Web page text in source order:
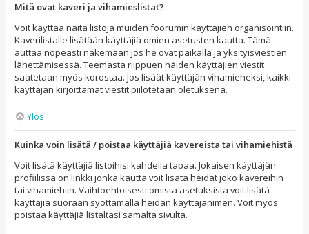
Mitä ovat kaveri ja vihamieslistat?
Voit käyttää näitä listoja muiden foorumin käyttäjien organisointiin.
Kaverilistalle lisätään käyttäjiä omien asetusten kautta. Tämä
auttaa nopeasti näkemään jos he ovat paikalla ja yksityisviestien
lähettämisessä. Teemasta riippuen näiden käyttäjien viestit
saatetaan myös korostaa. Jos lisäät käyttäjän vihamieheksi, kaikki
käyttäjän kirjoittamat viestit piilotetaan oletuksena.
Ylös
Kuinka voin lisätä / poistaa käyttäjiä kavereista tai vihamiehistä
Voit lisätä käyttäjiä listoihisi kahdella tapaa. Jokaisen käyttäjän
profiilissa on linkki jonka kautta voit lisätä heidät joko kavereihin
tai vihamiehiin. Vaihtoehtoisesti omista asetuksista voit lisätä
käyttäjiä suoraan syöttämällä heidän käyttäjänimen. Voit myös
poistaa käyttäjiä listaltasi samalta sivulta.